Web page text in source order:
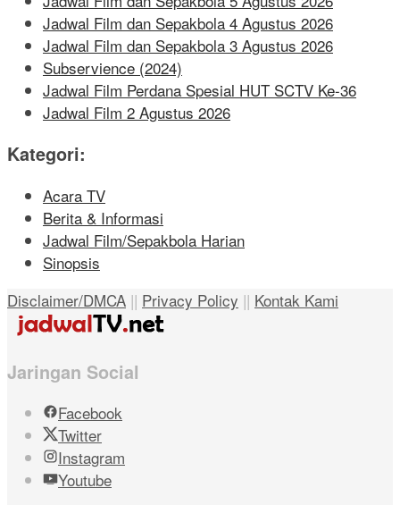
Jadwal Film dan Sepakbola 4 Agustus 2026
Jadwal Film dan Sepakbola 3 Agustus 2026
Subservience (2024)
Jadwal Film Perdana Spesial HUT SCTV Ke-36
Jadwal Film 2 Agustus 2026
Kategori:
Acara TV
Berita & Informasi
Jadwal Film/Sepakbola Harian
Sinopsis
Disclaimer/DMCA || Privacy Policy || Kontak Kami
Jaringan Social
Facebook
Twitter
Instagram
Youtube